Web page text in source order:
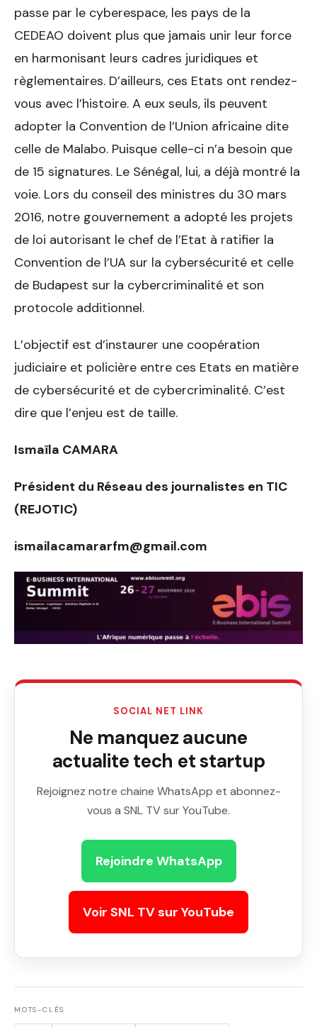
passe par le cyberespace, les pays de la
CEDEAO doivent plus que jamais unir leur force
en harmonisant leurs cadres juridiques et
règlementaires. D’ailleurs, ces Etats ont rendez-
vous avec l’histoire. A eux seuls, ils peuvent
adopter la Convention de l’Union africaine dite
celle de Malabo. Puisque celle-ci n’a besoin que
de 15 signatures. Le Sénégal, lui, a déjà montré la
voie. Lors du conseil des ministres du 30 mars
2016, notre gouvernement a adopté les projets
de loi autorisant le chef de l’Etat à ratifier la
Convention de l’UA sur la cybersécurité et celle
de Budapest sur la cybercriminalité et son
protocole additionnel.
L’objectif est d’instaurer une coopération
judiciaire et policière entre ces Etats en matière
de cybersécurité et de cybercriminalité. C’est
dire que l’enjeu est de taille.
Ismaïla CAMARA
Président du Réseau des journalistes en TIC
(REJOTIC)
ismailacamararfm@gmail.com
SOCIAL NET LINK
Ne manquez aucune
actualite tech et startup
Rejoignez notre chaine WhatsApp et abonnez-
vous a SNL TV sur YouTube.
Rejoindre WhatsApp
Voir SNL TV sur YouTube
MOTS-CLÉS